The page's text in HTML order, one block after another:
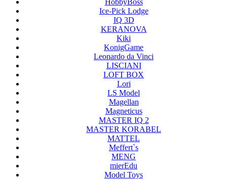
Ice-Pick Lodge
IQ 3D
KERANOVA
Kiki
KonigGame
Leonardo da Vinci
LISCIANI
LOFT BOX
Lori
LS Model
Magellan
Magneticus
MASTER IQ 2
MASTER KORABEL
MATTEL
Meffert`s
MENG
mierEdu
Model Toys